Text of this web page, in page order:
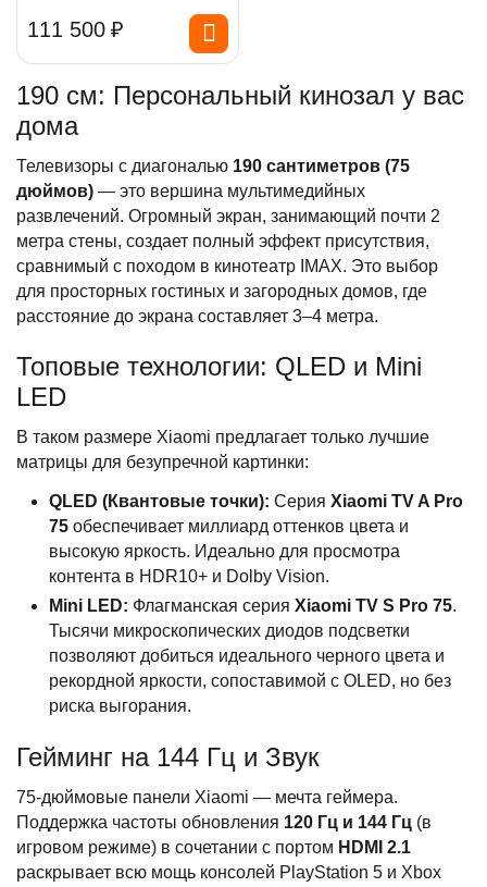
111 500 ₽
190 см: Персональный кинозал у вас
дома
Телевизоры с диагональю 190 сантиметров (75
дюймов) — это вершина мультимедийных
развлечений. Огромный экран, занимающий почти 2
метра стены, создает полный эффект присутствия,
сравнимый с походом в кинотеатр IMAX. Это выбор
для просторных гостиных и загородных домов, где
расстояние до экрана составляет 3–4 метра.
Топовые технологии: QLED и Mini
LED
В таком размере Xiaomi предлагает только лучшие
матрицы для безупречной картинки:
QLED (Квантовые точки): Серия Xiaomi TV A Pro
75 обеспечивает миллиард оттенков цвета и
высокую яркость. Идеально для просмотра
контента в HDR10+ и Dolby Vision.
Mini LED: Флагманская серия Xiaomi TV S Pro 75.
Тысячи микроскопических диодов подсветки
позволяют добиться идеального черного цвета и
рекордной яркости, сопоставимой с OLED, но без
риска выгорания.
Гейминг на 144 Гц и Звук
75-дюймовые панели Xiaomi — мечта геймера.
Поддержка частоты обновления 120 Гц и 144 Гц (в
игровом режиме) в сочетании с портом HDMI 2.1
раскрывает всю мощь консолей PlayStation 5 и Xbox